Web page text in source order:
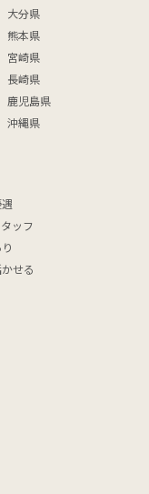
大分県
熊本県
宮崎県
長崎県
鹿児島県
沖縄県
ッフ
せる